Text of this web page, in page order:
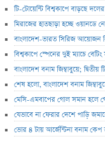
টি-টোয়েন্টি বিশ্বকাপে বাড়ছে
মিরাজের হাতছাড়া হচ্ছে ওয়ানডে
বাংলাদেশ-ভারত সিরিজ আয়োজন
বিশ্বকাপে স্পেনের দুই ম্যাচে
বাংলাদেশ বনাম জিম্বাবুয়ে;
শেষ হলো, বাংলাদেশ বনাম
মেসি-এমবাপের গোল সমান হলে
যেভাবে না ফেরার দেশে পাড়ি
ভোর ৪ টায় আর্জেন্টিনা বনাম কেপ